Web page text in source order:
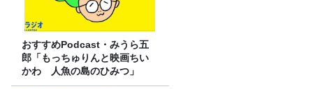
おすすめPodcast・みうら五
郎「もっちゅりんと映画ちい
かわ 人魚の島のひみつ」